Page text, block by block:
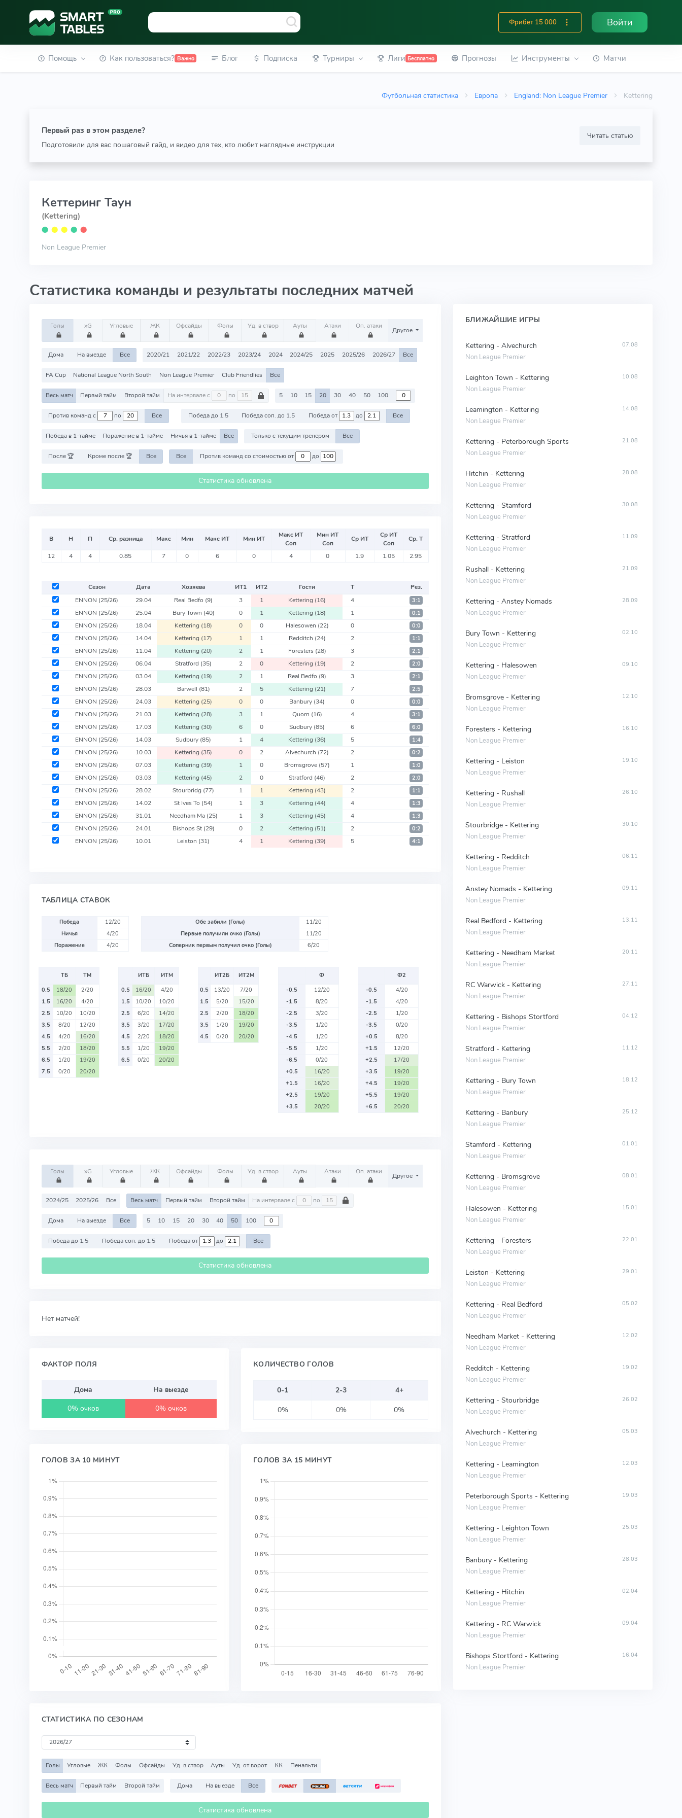
Фрибет 15 000 Войти
Помощь Как пользоваться? Важно Блог Подписка Турниры Лиги Бесплатно Прогнозы Инструменты Матчи
Футбольная статистика Европа England: Non League Premier Kettering
Первый раз в этом разделе?
Подготовили для вас пошаговый гайд, и видео для тех, кто любит наглядные инструкции
Читать статью
Кеттеринг Таун
(Kettering)
⬤ ⬤ ⬤ ⬤ ⬤
Non League Premier
Статистика команды и результаты последних матчей
Голы xG Угловые ЖК Офсайды Фолы Уд. в створ Ауты Атаки Оп. атаки
Другое
Дома На выезде Все 2020/21 2021/22 2022/23 2023/24 2024 2024/25 2025 2025/26 2026/27 Все
FA Cup National League North South Non League Premier Club Friendlies Все
Весь матч Первый тайм Второй тайм На интервале с по 5 10 15 20 30 40 50 100
Против команд с по Все Победа до 1.5 Победа соп. до 1.5 Победа от до Все
Победа в 1-тайме Поражение в 1-тайме Ничья в 1-тайме Все Только с текущим тренером Все
После 🏆 Кроме после 🏆 Все Все Против команд со стоимостью от до
Статистика обновлена
В Н П Ср. разница Макс Мин Макс ИТ Мин ИТ
Макс ИТ
Соп
Мин ИТ
Соп
Ср ИТ
Ср ИТ
Соп
Ср. Т
12 4 4 0.85 7 0 6 0 4 0 1.9 1.05 2.95
Сезон Дата Хозяева ИТ1 ИТ2 Гости Т
Рез.
ENNON (25/26) 29.04 Real Bedfo (9) 3 1 Kettering (16) 4 3:1
ENNON (25/26) 25.04 Bury Town (40) 0 1 Kettering (18) 1 0:1
ENNON (25/26) 18.04 Kettering (18) 0 0 Halesowen (22) 0 0:0
ENNON (25/26) 14.04 Kettering (17) 1 1 Redditch (24) 2 1:1
ENNON (25/26) 11.04 Kettering (20) 2 1 Foresters (28) 3 2:1
ENNON (25/26) 06.04 Stratford (35) 2 0 Kettering (19) 2 2:0
ENNON (25/26) 03.04 Kettering (19) 2 1 Real Bedfo (9) 3 2:1
ENNON (25/26) 28.03 Barwell (81) 2 5 Kettering (21) 7 2:5
ENNON (25/26) 24.03 Kettering (25) 0 0 Banbury (34) 0 0:0
ENNON (25/26) 21.03 Kettering (28) 3 1 Quorn (16) 4 3:1
ENNON (25/26) 17.03 Kettering (30) 6 0 Sudbury (85) 6 6:0
ENNON (25/26) 14.03 Sudbury (85) 1 4 Kettering (36) 5 1:4
ENNON (25/26) 10.03 Kettering (35) 0 2 Alvechurch (72) 2 0:2
ENNON (25/26) 07.03 Kettering (39) 1 0 Bromsgrove (57) 1 1:0
ENNON (25/26) 03.03 Kettering (45) 2 0 Stratford (46) 2 2:0
ENNON (25/26) 28.02 Stourbridg (77) 1 1 Kettering (43) 2 1:1
ENNON (25/26) 14.02 St Ives To (54) 1 3 Kettering (44) 4 1:3
ENNON (25/26) 31.01 Needham Ma (25) 1 3 Kettering (45) 4 1:3
ENNON (25/26) 24.01 Bishops St (29) 0 2 Kettering (51) 2 0:2
ENNON (25/26) 10.01 Leiston (31) 4 1 Kettering (39) 5 4:1
ТАБЛИЦА СТАВОК
Победа
12/20
Ничья
4/20
Поражение
4/20
Обе забили (Голы)
11/20
Первые получили очко (Голы)
11/20
Соперник первым получил очко (Голы)
6/20
ТБ
ТМ
0.5
18/20
2/20
1.5
16/20
4/20
2.5
10/20
10/20
3.5
8/20
12/20
4.5
4/20
16/20
5.5
2/20
18/20
6.5
1/20
19/20
7.5
0/20 20/20
ИТБ
ИТМ
0.5
16/20
4/20
1.5
10/20
10/20
2.5
6/20
14/20
3.5
3/20
17/20
4.5
2/20
18/20
5.5
1/20
19/20
6.5
0/20 20/20
ИТ2Б
ИТ2М
0.5
13/20
7/20
1.5
5/20
15/20
2.5
2/20
18/20
3.5
1/20
19/20
4.5
0/20 20/20
Ф
-0.5
12/20
-1.5
8/20
-2.5
3/20
-3.5
1/20
-4.5
1/20
-5.5
1/20
-6.5
0/20
+0.5
16/20
+1.5
16/20
+2.5
19/20
+3.5
20/20
Ф2
-0.5
4/20
-1.5
4/20
-2.5
1/20
-3.5
0/20
+0.5
8/20
+1.5
12/20
+2.5
17/20
+3.5
19/20
+4.5
19/20
+5.5
19/20
+6.5
20/20
Голы xG Угловые ЖК Офсайды Фолы Уд. в створ Ауты Атаки Оп. атаки
Другое
2024/25 2025/26 Все Весь матч Первый тайм Второй тайм На интервале с по
Дома На выезде Все 5 10 15 20 30 40 50 100
Победа до 1.5 Победа соп. до 1.5 Победа от до Все
Статистика обновлена
Нет матчей!
ФАКТОР ПОЛЯ
Дома
На выезде
0% очков
0% очков
КОЛИЧЕСТВО ГОЛОВ
0-1 2-3
4+
0%
0% 0%
ГОЛОВ ЗА 10 МИНУТ ГОЛОВ ЗА 15 МИНУТ
СТАТИСТИКА ПО СЕЗОНАМ
Голы Угловые ЖК Фолы Офсайды Уд. в створ Ауты Уд. от ворот КК Пенальти
Весь матч Первый тайм Второй тайм Дома На выезде Все
Статистика обновлена
БЛИЖАЙШИЕ ИГРЫ
Kettering - Alvechurch
Non League Premier
07.08
Leighton Town - Kettering
Non League Premier
10.08
Leamington - Kettering
Non League Premier
14.08
Kettering - Peterborough Sports
Non League Premier
21.08
Hitchin - Kettering
Non League Premier
28.08
Kettering - Stamford
Non League Premier
30.08
Kettering - Stratford
Non League Premier
11.09
Rushall - Kettering
Non League Premier
21.09
Kettering - Anstey Nomads
Non League Premier
28.09
Bury Town - Kettering
Non League Premier
02.10
Kettering - Halesowen
Non League Premier
09.10
Bromsgrove - Kettering
Non League Premier
12.10
Foresters - Kettering
Non League Premier
16.10
Kettering - Leiston
Non League Premier
19.10
Kettering - Rushall
Non League Premier
26.10
Stourbridge - Kettering
Non League Premier
30.10
Kettering - Redditch
Non League Premier
06.11
Anstey Nomads - Kettering
Non League Premier
09.11
Real Bedford - Kettering
Non League Premier
13.11
Kettering - Needham Market
Non League Premier
20.11
RC Warwick - Kettering
Non League Premier
27.11
Kettering - Bishops Stortford
Non League Premier
04.12
Stratford - Kettering
Non League Premier
11.12
Kettering - Bury Town
Non League Premier
18.12
Kettering - Banbury
Non League Premier
25.12
Stamford - Kettering
Non League Premier
01.01
Kettering - Bromsgrove
Non League Premier
08.01
Halesowen - Kettering
Non League Premier
15.01
Kettering - Foresters
Non League Premier
22.01
Leiston - Kettering
Non League Premier
29.01
Kettering - Real Bedford
Non League Premier
05.02
Needham Market - Kettering
Non League Premier
12.02
Redditch - Kettering
Non League Premier
19.02
Kettering - Stourbridge
Non League Premier
26.02
Alvechurch - Kettering
Non League Premier
05.03
Kettering - Leamington
Non League Premier
12.03
Peterborough Sports - Kettering
Non League Premier
19.03
Kettering - Leighton Town
Non League Premier
25.03
Banbury - Kettering
Non League Premier
28.03
Kettering - Hitchin
Non League Premier
02.04
Kettering - RC Warwick
Non League Premier
09.04
Bishops Stortford - Kettering
Non League Premier
16.04